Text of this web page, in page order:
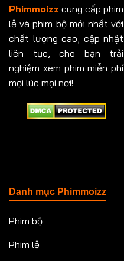
Phimmoizz cung cấp phim
lẻ và phim bộ mới nhất với
chất lượng cao, cập nhật
liên tục, cho bạn trải
nghiệm xem phim miễn phí
mọi lúc mọi nơi!
Danh mục Phimmoizz
Phim bộ
Phim lẻ